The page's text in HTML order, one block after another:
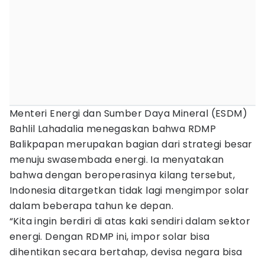
Menteri Energi dan Sumber Daya Mineral (ESDM)
Bahlil Lahadalia menegaskan bahwa RDMP
Balikpapan merupakan bagian dari strategi besar
menuju swasembada energi. Ia menyatakan
bahwa dengan beroperasinya kilang tersebut,
Indonesia ditargetkan tidak lagi mengimpor solar
dalam beberapa tahun ke depan.
“Kita ingin berdiri di atas kaki sendiri dalam sektor
energi. Dengan RDMP ini, impor solar bisa
dihentikan secara bertahap, devisa negara bisa